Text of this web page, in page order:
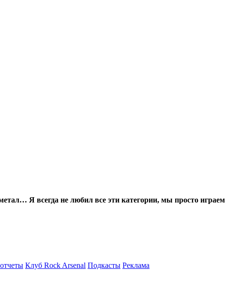
Я всегда не любил все эти категории, мы просто
Клуб Rock Arsenal Подкасты Реклама